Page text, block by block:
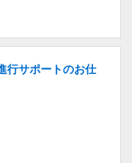
行サポートのお仕